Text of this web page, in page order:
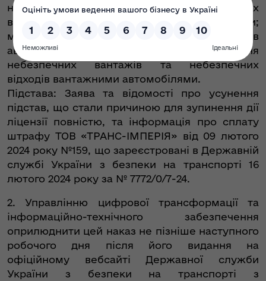
небезпечних вантажів та небезпечних
відходів вантажними автомобілями;
міжнародні перевезення пасажирів
автобусами; міжнародні перевезення
небезпечних вантажів та небезпечних
відходів вантажними автомобілями.
Підстава: Заява та відомості про усунення
підстав, що стали причиною для зупинення дії
ліцензії повністю, та інформація про сплату
штрафу ТОВ «ТРАНС-ІМПЕРІЯ» від 09 лютого
2024 року №159, що зареєстровані в Державній
службі України з безпеки на транспорті 16
лютого 2024 року за № 7772/0/7-24.
2. Управлінню цифрової трансформації та
інформаційно-технічного забезпечення
оприлюднити цей наказ не пізніше наступного
робочого дня після його видання на
офіційному вебсайті Державної служби
України з безпеки на транспорті з